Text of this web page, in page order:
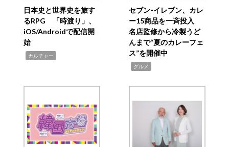
日本史と世界史を旅す
るRPG 「時渡り」、
iOS/Androidで配信開
始
カルチャー
セブン‐イレブン、カレ
ー15商品を一斉投入
名店監修から冷製うど
んまで“夏のカレーフェ
ス”を開催中
グルメ